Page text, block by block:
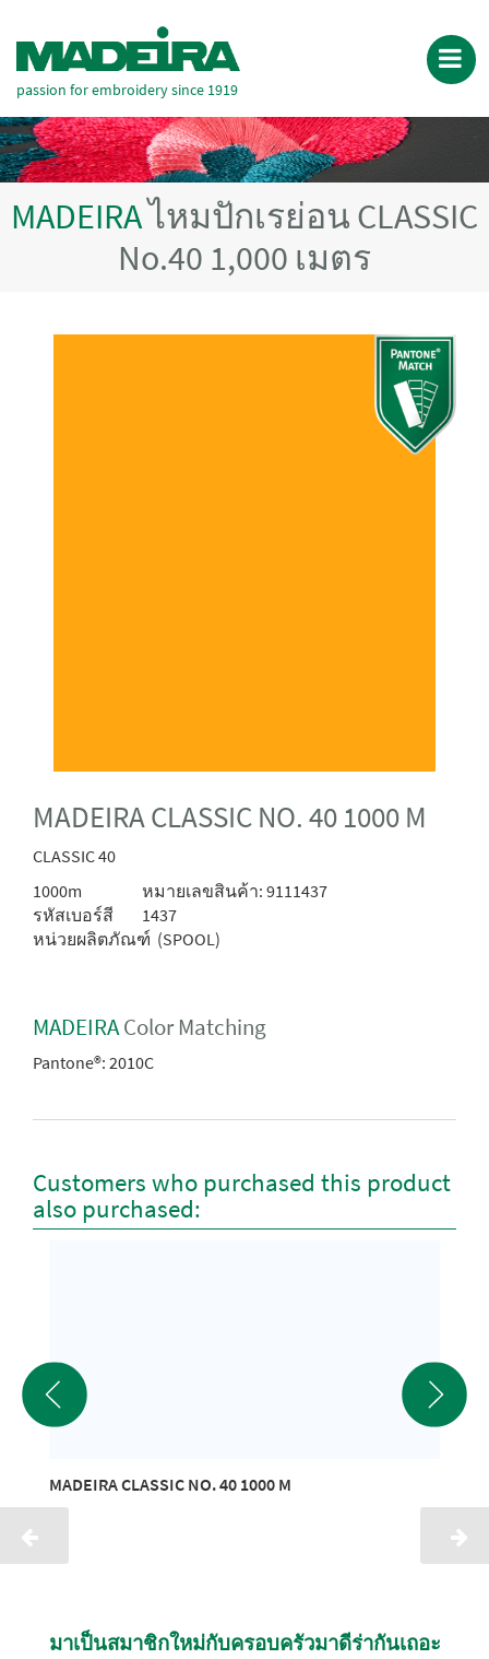
passion for embroidery since 1919
MADEIRAไหมปักเรย่อน CLASSIC
No.40 1,000 เมตร
MADEIRA CLASSIC NO. 40 1000 M
CLASSIC 40
1000m
หมายเลขสินค้า: 9111437
รหัสเบอร์สี
1437
หน่วยผลิตภัณฑ์ (SPOOL)
MADEIRAColor Matching
Pantone®: 2010C
Customers who purchased this product
also purchased:
MADEIRA CLASSIC NO. 40 1000 M
มาเป็นสมาชิกใหม่กับครอบครัวมาดีร่ากันเถอะ